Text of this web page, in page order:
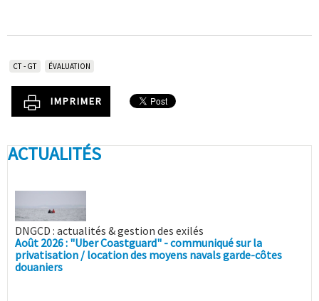
CT - GT ÉVALUATION
IMPRIMER
ACTUALITÉS
DNGCD : actualités & gestion des exilés
Août 2026 : "Uber Coastguard" - communiqué sur la
privatisation / location des moyens navals garde-côtes
douaniers